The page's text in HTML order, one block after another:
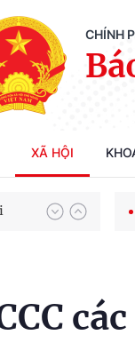
CHÍNH
XÃ HỘI
Chiến dịch 500 ngày đêm tìm kiếm, quy tập và xác định danh tính hài cốt liệt sĩ
Bảo vệ nền tảng tư tưởng của Đảng trong kỷ nguyên phát triển mới